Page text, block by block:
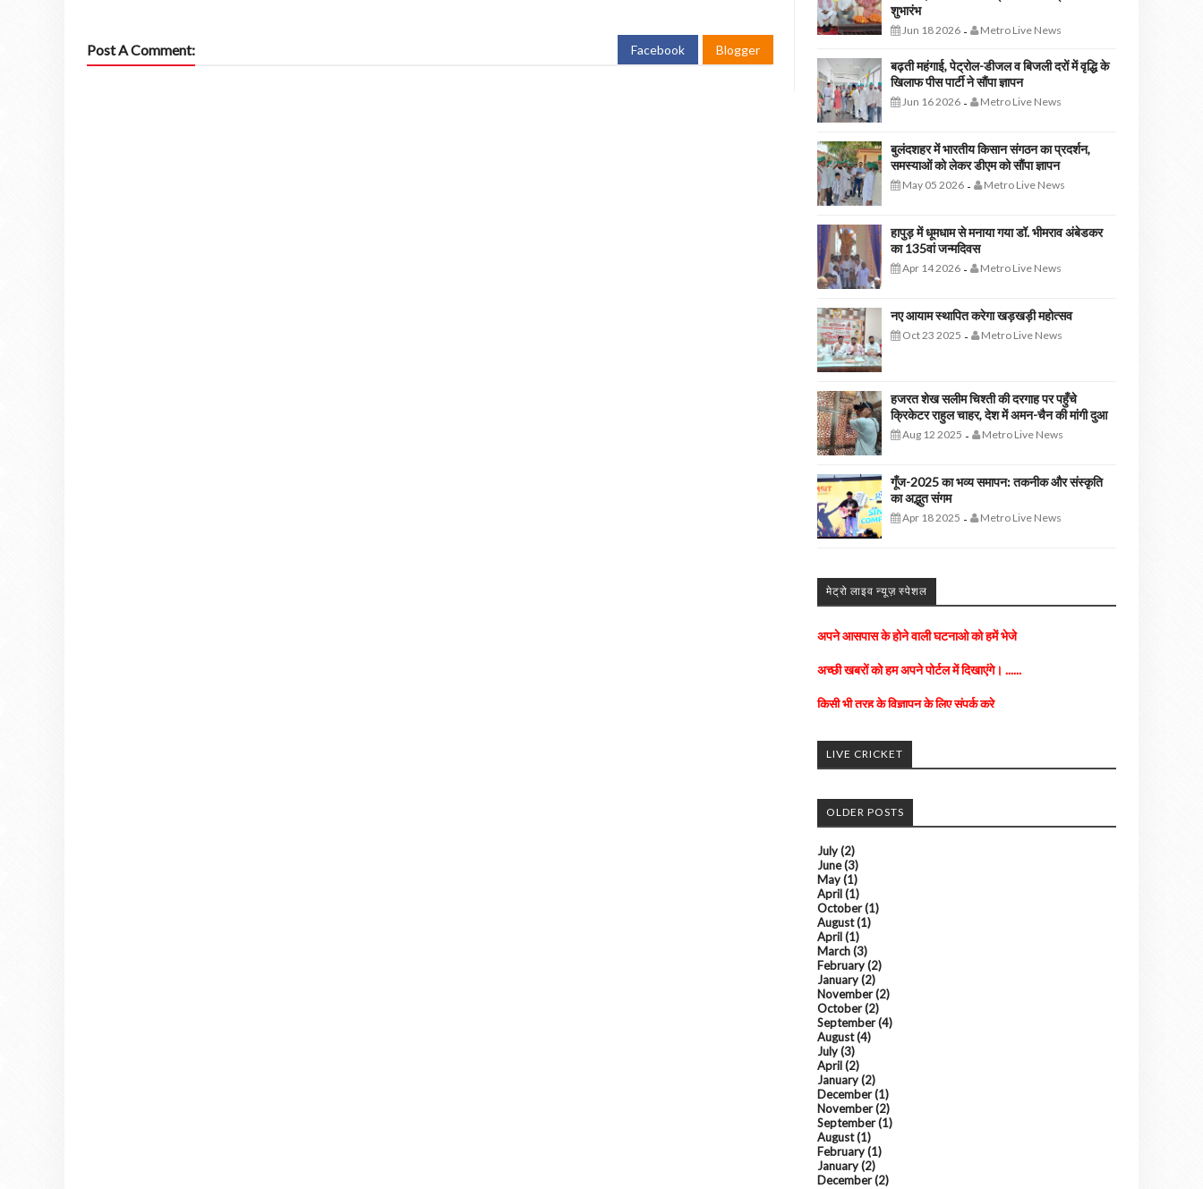
Post A Comment: Facebook Blogger
शुभारंभ
Jun 18 2026 - Metro Live News
बढ़ती महंगाई, पेट्रोल-डीजल व बिजली दरों में वृद्धि के
खिलाफ पीस पार्टी ने सौंपा ज्ञापन
Jun 16 2026 - Metro Live News
बुलंदशहर में भारतीय किसान संगठन का प्रदर्शन,
समस्याओं को लेकर डीएम को सौंपा ज्ञापन
May 05 2026 - Metro Live News
हापुड़ में धूमधाम से मनाया गया डॉ. भीमराव अंबेडकर
का 135वां जन्मदिवस
Apr 14 2026 - Metro Live News
नए आयाम स्थापित करेगा खड़खड़ी महोत्सव
Oct 23 2025 - Metro Live News
हजरत शेख सलीम चिश्ती की दरगाह पर पहुँचे
क्रिकेटर राहुल चाहर, देश में अमन-चैन की मांगी दुआ
Aug 12 2025 - Metro Live News
गूँज-2025 का भव्य समापन: तकनीक और संस्कृति
का अद्भुत संगम
Apr 18 2025 - Metro Live News
मेट्रो लाइव न्यूज़ स्पेशल
अपने आसपास के होने वाली घटनाओ को हमें भेजे
अच्छी खबरों को हम अपने पोर्टल में दिखाएंगे। ......
किसी भी तरह के विज्ञापन के लिए संपर्क करे
LIVE CRICKET
OLDER POSTS
July(2)
June(3)
May(1)
April(1)
October(1)
August(1)
April(1)
March(3)
February(2)
January(2)
November(2)
October(2)
September(4)
August(4)
July(3)
April(2)
January(2)
December(1)
November(2)
September(1)
August(1)
February(1)
January(2)
December(2)